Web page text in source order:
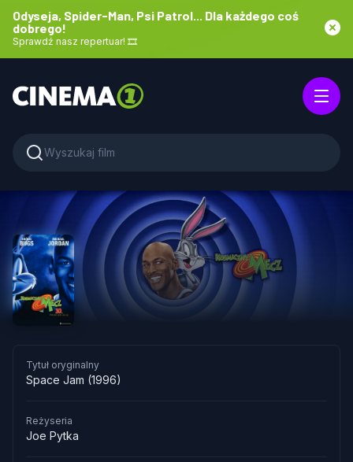
Odyseja, Spider-Man, Psi Patrol... Dla każdego coś
dobrego!
Sprawdź nasz repertuar! 🎞️
STRONA GŁÓWNA
REPERTUAR
CENNIK
WYDARZENIA
Tytuł oryginalny
Space Jam (1996)
Reżyseria
Joe Pytka